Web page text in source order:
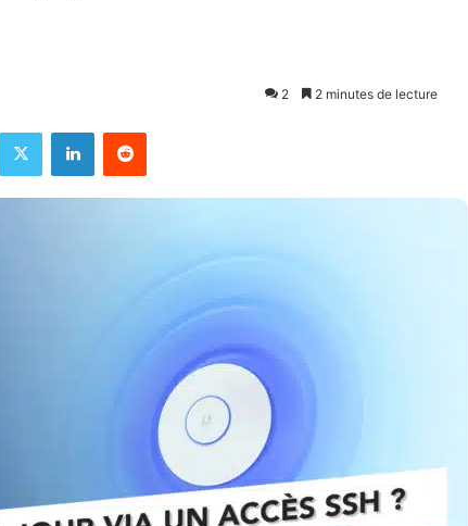
2 2 minutes de lecture
X LinkedinReddit